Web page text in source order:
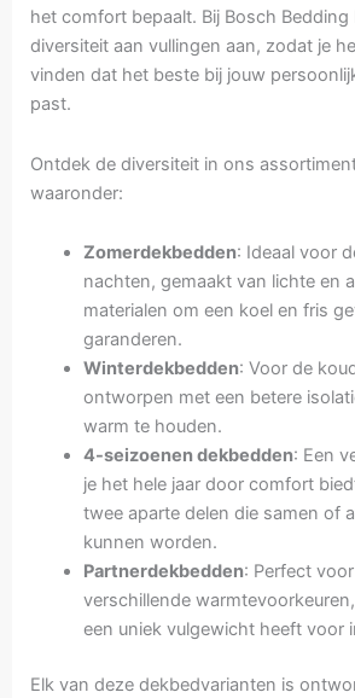
het comfort bepaalt. Bij Bosch Bedding
diversiteit aan vullingen aan, zodat je
vinden dat het beste bij jouw
past.
Ontdek de diversiteit in ons
waaronder:
Zomerdekbedden: Ideaal voor
nachten, gemaakt van lichte en
materialen om een koel en fris
garanderen.
Winterdekbedden: Voor de
ontworpen met een betere
warm te houden.
4-seizoenen dekbedden: Een
je het hele jaar door comfort
twee aparte delen die samen of
kunnen worden.
Partnerdekbedden: Perfect
verschillende
een uniek vulgewicht heeft voor
Elk van deze dekbedvarianten is